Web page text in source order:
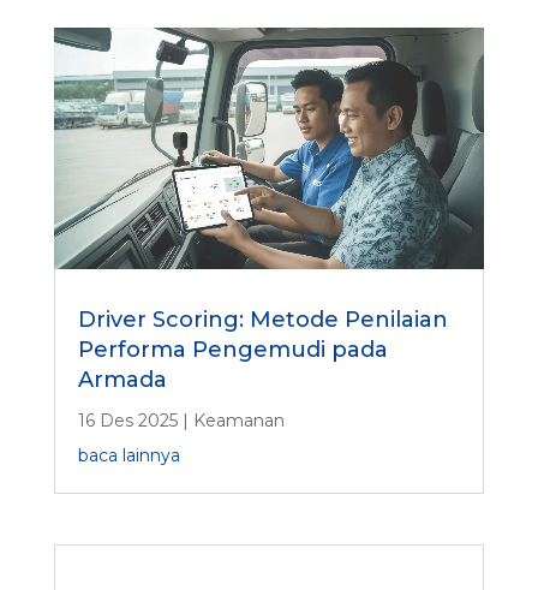
Driver Scoring: Metode Penilaian
Performa Pengemudi pada
Armada
16 Des 2025|
Keamanan
baca lainnya